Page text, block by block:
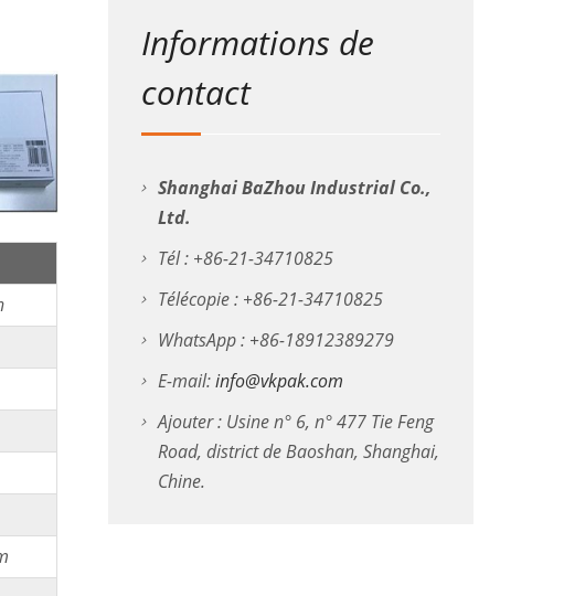
Informations de
contact
Shanghai BaZhou Industrial Co.,
Ltd.
Tél : +86-21-34710825
Télécopie : +86-21-34710825
WhatsApp : +86-18912389279
E-mail:info@vkpak.com
Ajouter : Usine n° 6, n° 477 Tie Feng
Road, district de Baoshan, Shanghai,
Chine.